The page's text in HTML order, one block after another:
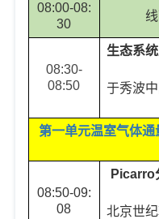
08:00-08:
30
08:30-
08:50
生态系
于秀波
第一单元温室气体通
08:50-09:
08
Picarro
北京世